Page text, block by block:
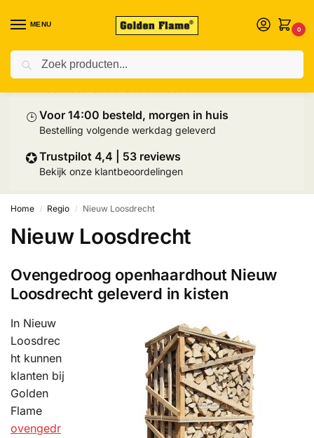
MENU
0
⛟Prijs inclusief palletlevering
⌚︎ Voor 14:00 besteld, morgen in huis
Bestelling volgende werkdag geleverd
✪Trustpilot 4,4 | 53 reviews
Bekijk onze klantbeoordelingen
Home / Regio / Nieuw Loosdrecht
Nieuw Loosdrecht
Ovengedroog openhaardhout Nieuw
Loosdrecht geleverd in kisten
In Nieuw
Loosdrec
ht kunnen
klanten bij
Golden
Flame
ovengedr